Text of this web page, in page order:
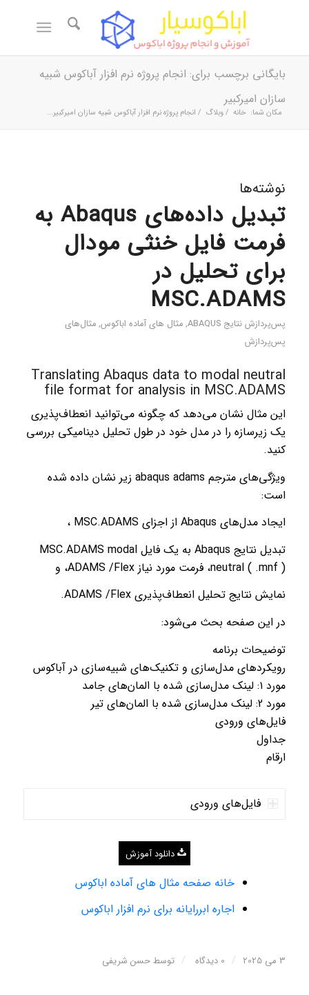
بایگانی برچسب برای: انجام پروژه نرم افزار آباکوس شبیه
سازان امیرکبیر
مکان شما: خانه / وبلاگ / انجام پروژه نرم افزار آباکوس شبیه سازان امیرکبیر...
نوشته‌ها
تبدیل داده‌های Abaqus به
فرمت فایل خنثی مودال
برای تحلیل در
MSC.ADAMS
پس‌پردازش نتایج ABAQUS , مثال های آماده اباکوس, مثال‌های
پس‌پردازش
Translating Abaqus data to modal neutral
file format for analysis in MSC.ADAMS
این مثال نشان می‌دهد که چگونه می‌توانید انعطاف‌پذیری
یک زیرسازه را در مدل خود در طول تحلیل دینامیکی بررسی
کنید.
ویژگی‌های مترجم abaqus adams زیر نشان داده شده
است:
ایجاد مدل‌های Abaqus از اجزای MSC.ADAMS ،
تبدیل نتایج Abaqus به یک فایل MSC.ADAMS modal
neutral ( .mnf )، فرمت مورد نیاز ADAMS /Flex، و
نمایش نتایج تحلیل انعطاف‌پذیری ADAMS /Flex.
در این صفحه بحث می‌شود:
توضیحات برنامه
رویکردهای مدل‌سازی و تکنیک‌های شبیه‌سازی در آباکوس
مورد ۱: لینک مدل‌سازی شده با المان‌های جامد
مورد 2: لینک مدل‌سازی شده با المان‌های تیر
فایل‌های ورودی
جداول
ارقام
فایل‌های ورودی
دانلود آموزش
خانه صفحه مثال های آماده اباکوس
اجاره ابررایانه برای نرم افزار اباکوس
3 می 2025 / 0 دیدگاه / توسطحسن شریفی